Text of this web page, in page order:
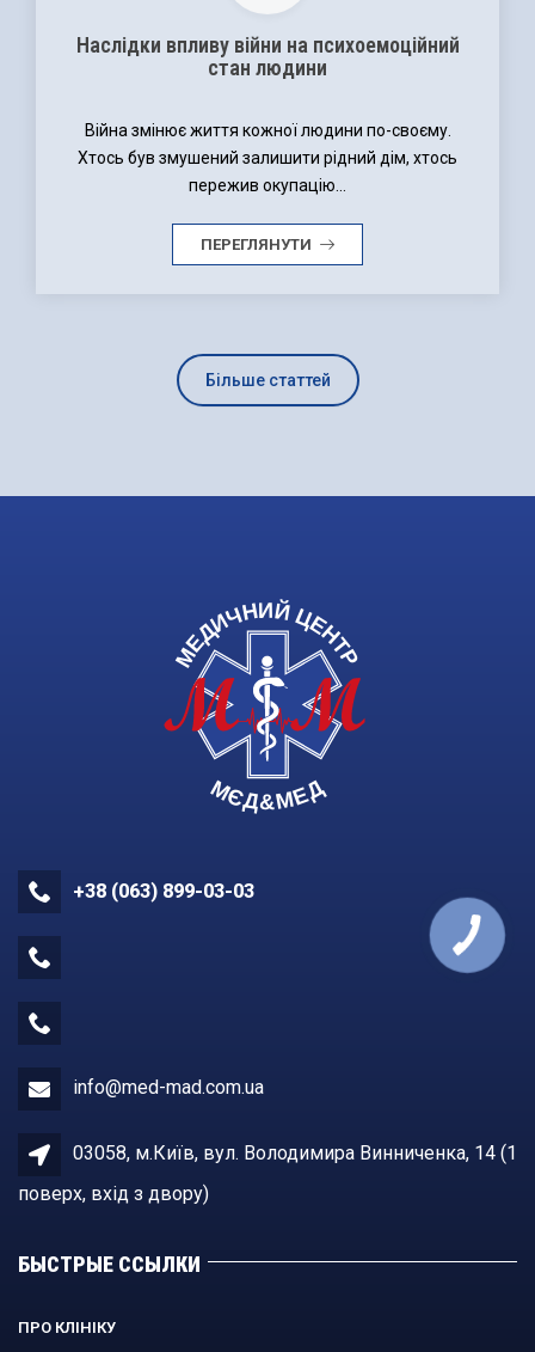
Наслідки впливу війни на психоемоційний
стан людини
Війна змінює життя кожної людини по-своєму.
Хтось був змушений залишити рідний дім, хтось
пережив окупацію...
ПЕРЕГЛЯНУТИ
Більше статтей
+38 (063) 899-03-03
info@med-mad.com.ua
03058, м.Київ, вул. Володимира Винниченка, 14 (1
поверх, вхiд з двору)
БЫСТРЫЕ ССЫЛКИ
ПРО КЛІНІКУ